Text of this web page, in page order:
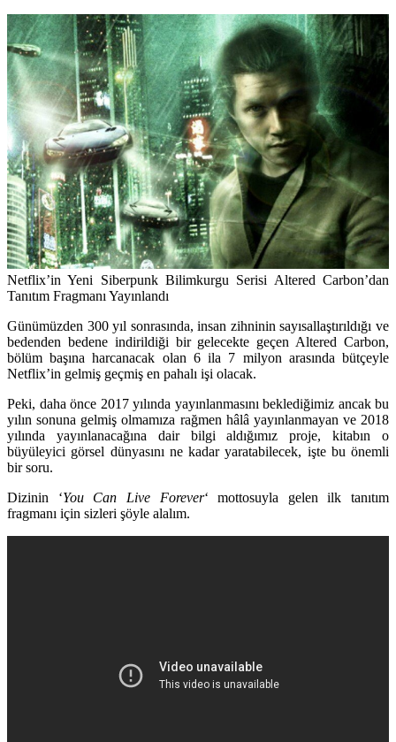
Netflix’in Yeni Siberpunk Bilimkurgu Serisi Altered Carbon’dan
Tanıtım Fragmanı Yayınlandı
Günümüzden 300 yıl sonrasında, insan zihninin sayısallaştırıldığı ve
bedenden bedene indirildiği bir gelecekte geçen Altered Carbon,
bölüm başına harcanacak olan 6 ila 7 milyon arasında bütçeyle
Netflix’in gelmiş geçmiş en pahalı işi olacak.
Peki, daha önce 2017 yılında yayınlanmasını beklediğimiz ancak bu
yılın sonuna gelmiş olmamıza rağmen hâlâ yayınlanmayan ve 2018
yılında yayınlanacağına dair bilgi aldığımız proje, kitabın o
büyüleyici görsel dünyasını ne kadar yaratabilecek, işte bu önemli
bir soru.
Dizinin ‘You Can Live Forever‘ mottosuyla gelen ilk tanıtım
fragmanı için sizleri şöyle alalım.